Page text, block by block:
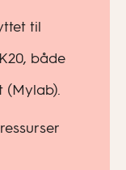
til
både
(Mylab).